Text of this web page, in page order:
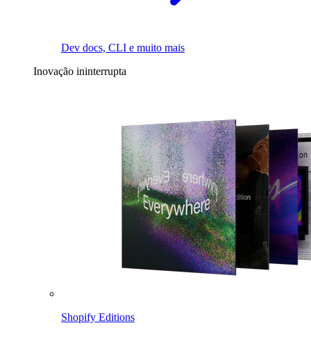
Dev docs, CLI e muito mais
Inovação ininterrupta
Shopify Editions